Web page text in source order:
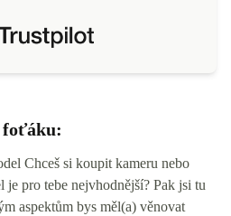
foťáku:
Chceš si koupit kameru nebo
pro tebe nejvhodnější? Pak jsi tu
aspektům bys měl(a) věnovat